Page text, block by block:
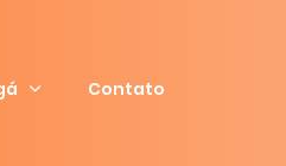
Contato